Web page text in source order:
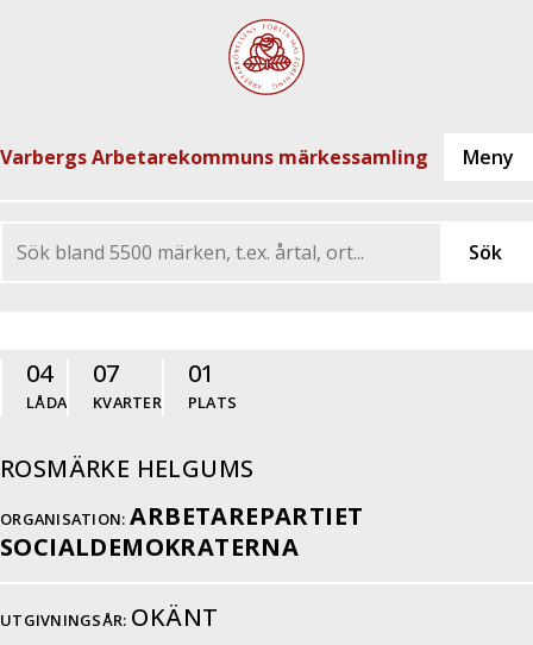
Varbergs Arbetarekommuns märkessamling
04
LÅDA
07
KVARTER
01
PLATS
ROSMÄRKE HELGUMS
ORGANISATION: ARBETAREPARTIET
SOCIALDEMOKRATERNA
UTGIVNINGSÅR: OKÄNT